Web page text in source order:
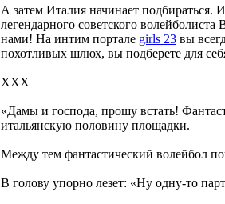
А затем Италия начинает
легендарного советского
нами! На интим портале girls 23 вы
похотливых шлюх, вы подберете для
ХХХ
«Дамы и господа, прошу встать!
итальянскую половину площадки.
Между тем фантастический волейбол
В голову упорно лезет: «Ну одну-то